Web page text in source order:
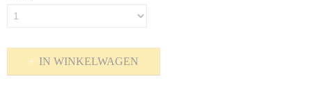
IN WINKELWAGEN